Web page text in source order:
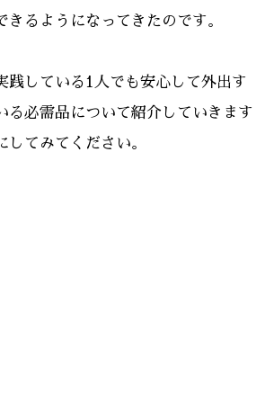
きるようになってきたのです。
践している1人でも安心して外出す
る必需品について紹介していきます
してみてください。